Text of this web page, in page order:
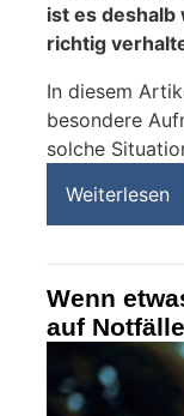
ist es deshalb
richtig
In diesem
besondere
solche
Weiterlesen
Wenn
auf